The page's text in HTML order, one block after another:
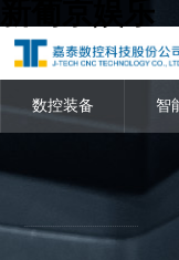
新葡京娱乐
数控装备 智